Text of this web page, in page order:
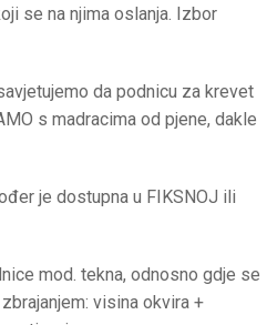
se na njima oslanja. Izbor
da podnicu za krevet
s madracima od pjene, dakle
je dostupna u FIKSNOJ ili
mod. tekna, odnosno gdje se
visina okvira +